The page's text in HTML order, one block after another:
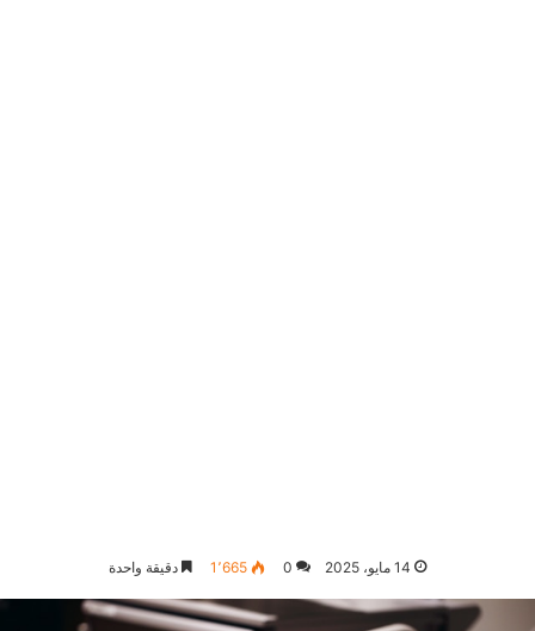
14 مايو، 2025 0 1٬665 دقيقة واحدة